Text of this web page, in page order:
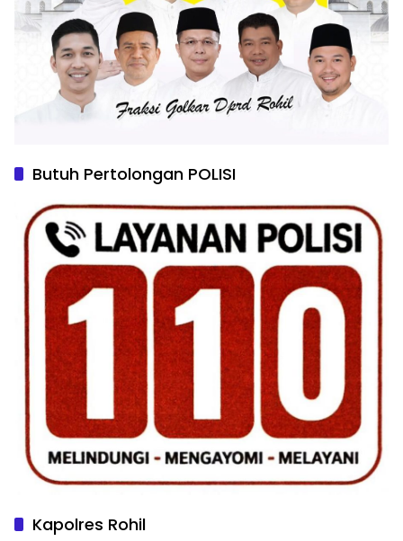
Butuh Pertolongan POLISI
Kapolres Rohil